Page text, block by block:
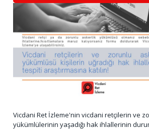
Vicdani Ret İzleme'nin vicdani retçilerin ve
yükümlülerinin yaşadığı hak ihlallerinin